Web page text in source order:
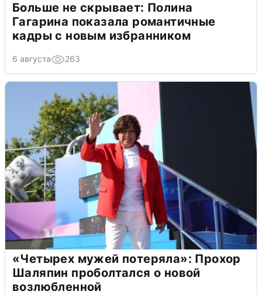
Больше не скрывает: Полина
Гагарина показала романтичные
кадры с новым избранником
6 августа 263
«Четырех мужей потеряла»: Прохор
Шаляпин проболтался о новой
возлюбленной